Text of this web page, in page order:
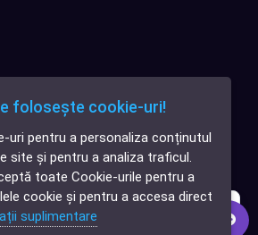
✕
Cauți o aplicație
software?
nu îți face griji.
folosește cookie-uri!
uri pentru a personaliza conținutul
site și pentru a analiza traficul.
toate Cookie-urile pentru a
cookie și pentru a accesa direct
suplimentare